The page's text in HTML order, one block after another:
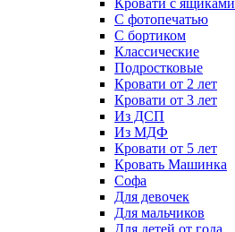
Кровати с ящиками
С фотопечатью
С бортиком
Классические
Подростковые
Кровати от 2 лет
Кровати от 3 лет
Из ДСП
Из МДФ
Кровати от 5 лет
Кровать Машинка
Софа
Для девочек
Для мальчиков
Для детей от года